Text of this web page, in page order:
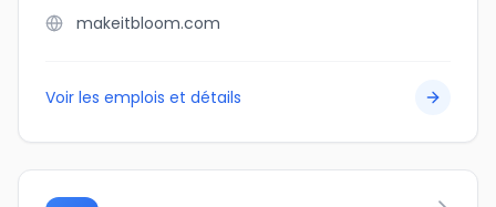
makeitbloom.com
Voir les emplois et détails